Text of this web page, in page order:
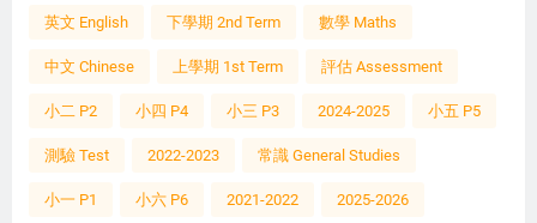
英文 English 下學期 2nd Term 數學 Maths
中文 Chinese 上學期 1st Term 評估 Assessment
小二 P2 小四 P4 小三 P3 2024-2025 小五 P5
測驗 Test 2022-2023 常識 General Studies
小一 P1 小六 P6 2021-2022 2025-2026